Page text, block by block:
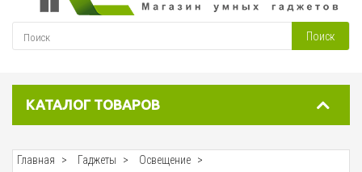
Поиск
КАТАЛОГ ТОВАРОВ
Главная Гаджеты
Освещение